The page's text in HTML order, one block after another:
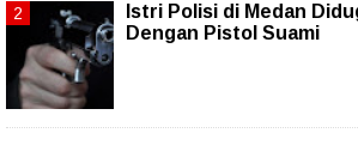
Istri Polisi di Medan
Dengan Pistol Suami